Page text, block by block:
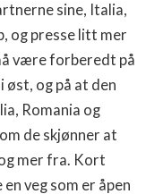
sine, Italia,
og presse litt mer
være forberedt på
og på at den
Roma­nia og
de skjønner at
mer fra. Kort
veg som er åpen